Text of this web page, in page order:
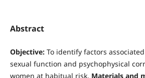
Abstract
Objective:To identify factors
sexual function and psychophysical
women at habitual risk. Materials and